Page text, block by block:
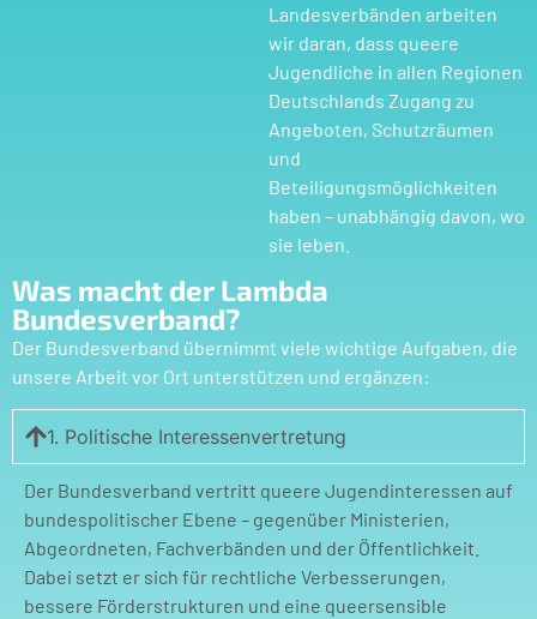
Landesverbänden arbeiten
wir daran, dass queere
Jugendliche in allen Regionen
Deutschlands Zugang zu
Angeboten, Schutzräumen
und
Beteiligungsmöglichkeiten
haben – unabhängig davon, wo
sie leben.
Was macht der Lambda
Bundesverband?
Der Bundesverband übernimmt viele wichtige Aufgaben, die
unsere Arbeit vor Ort unterstützen und ergänzen:
1. Politische Interessenvertretung
Der Bundesverband vertritt queere Jugendinteressen auf
bundespolitischer Ebene – gegenüber Ministerien,
Abgeordneten, Fachverbänden und der Öffentlichkeit.
Dabei setzt er sich für rechtliche Verbesserungen,
bessere Förderstrukturen und eine queersensible